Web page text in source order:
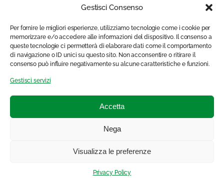
Gestisci Consenso
Per fornire le migliori esperienze, utilizziamo tecnologie come i cookie per
memorizzare e/o accedere alle informazioni del dispositivo. Il consenso a
queste tecnologie ci permetterà di elaborare dati come il comportamento
di navigazione o ID unici su questo sito. Non acconsentire o ritirare il
consenso può influire negativamente su alcune caratteristiche e funzioni.
Gestisci servizi
Accetta
Nega
Visualizza le preferenze
Privacy Policy